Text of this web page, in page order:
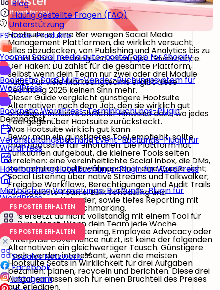
Blog
Häufig gestellte Fragen (FAQ)
Unterstützung
FS Code-Produkte
YoomruSocial media auto-poster app for Shopify
Booknetic SaaSMulti-Vendor-Buchungssystem für
WordPress
BookneticWordPress-Terminbuchungs-Plugin
Demnächst
VeranstaltungsbuchungEvent-Buchungs-Plugin für
WordPress
HotelbuchungHotelbuchungs-Plugin für WordPress
MietbuchungVermietungs-Buchungs-Plugin für
WordPress
FS POSTER ERHALTEN
FS POSTER ERHALTEN
Soziales Netzwerk
Facebook
Instagram
Hootsuite ist eine der wenigen Social Media
Management Plattformen, die wirklich versucht,
alles abzudecken, von Publishing und Analytics bis zu
Social Inbox, Listening und Enterprise Governance.
Der Haken: Du zahlst für die gesamte Plattform,
selbst wenn dein Team nur zwei oder drei Module
nutzt. Für viele Marketingteams ergibt diese
Rechnung 2026 keinen Sinn mehr.
Dieser Guide vergleicht günstigere Hootsuite
Alternativen nach dem Job, den sie wirklich gut
erledigen, inklusive ehrlicher Hinweise dazu, wo jedes
Tool gegenüber Hootsuite zurücksteckt.
Was Hootsuite wirklich gut kann
Bevor man ein günstigeres Tool empfiehlt, sollte
man Hootsuite fair einordnen. Die Plattform hat
Funktionen aufgebaut, die kleinere Tools selten
erreichen: eine vereinheitlichte Social Inbox, die DMs,
Kommentare und Erwähnungen in eine Queue zieht;
Social Listening über native Streams und Talkwalker;
Freigabe Workflows, Berechtigungen und Audit Trails
für regulierte Teams; Bulk Scheduling und
gemeinsame Kalender; sowie tiefes Reporting mit
Wettbewerber Benchmarking.
Das ersetzt du nicht vollständig mit einem Tool für
$20 im Monat. Wenn dein Team jede Woche
Hootsuites Inbox, Listening, Employee Advocacy oder
Enterprise Governance nutzt, ist keine der folgenden
Alternativen ein gleichwertiger Tausch. Günstigere
Tools werden interessant, wenn die meisten
Hootsuite Seats in Wirklichkeit für drei Aufgaben
bezahlen: planen, recyceln und berichten. Diese drei
Aufgaben lassen sich für einen Bruchteil des Preises
gut erledigen.